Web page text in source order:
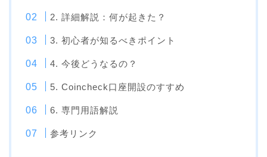
2. 詳細解説：何が起きた？
3. 初心者が知るべきポイント
4. 今後どうなるの？
5. Coincheck口座開設のすすめ
6. 専門用語解説
参考リンク